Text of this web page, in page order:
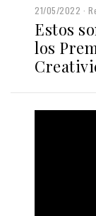
21/05/2022
Estos
los